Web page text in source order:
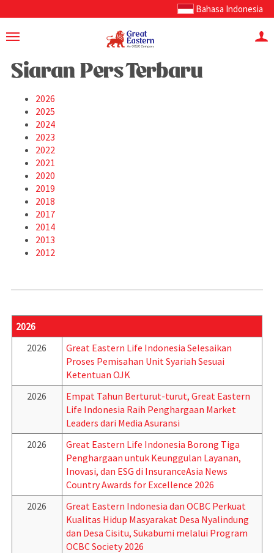
Bahasa Indonesia
Siaran Pers Terbaru
2026
2025
2024
2023
2022
2021
2020
2019
2018
2017
2014
2013
2012
2026
2026
Great Eastern Life Indonesia Selesaikan
Proses Pemisahan Unit Syariah Sesuai
Ketentuan OJK
2026
Empat Tahun Berturut-turut, Great Eastern
Life Indonesia Raih Penghargaan Market
Leaders dari Media Asuransi
2026
Great Eastern Life Indonesia Borong Tiga
Penghargaan untuk Keunggulan Layanan,
Inovasi, dan ESG di InsuranceAsia News
Country Awards for Excellence 2026
2026
Great Eastern Indonesia dan OCBC Perkuat
Kualitas Hidup Masyarakat Desa Nyalindung
dan Desa Cisitu, Sukabumi melalui Program
OCBC Society 2026